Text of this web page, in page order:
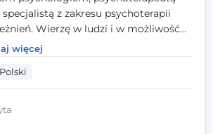
specjalistą z zakresu psychoterapii
Wierzę w ludzi i w możliwość
zmian w ich życiu. Bardzo
przekonuje się o tym, że każdy z nas,
Ty i ja, ma wpływ na swoje
Należy uwierzyć w siebie i działać
kierunku.
więcej